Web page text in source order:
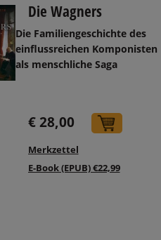
Die Wagners
Die Familiengeschichte des
einflussreichen Komponisten
als menschliche Saga
€ 28,00
Merkzettel
E-Book (EPUB) €22,99